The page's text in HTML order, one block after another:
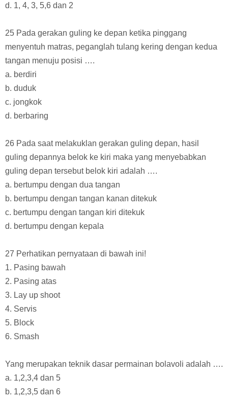
d. 1, 4, 3, 5,6 dan 2
25 Pada gerakan guling ke depan ketika pinggang
menyentuh matras, peganglah tulang kering dengan kedua
tangan menuju posisi ….
a. berdiri
b. duduk
c. jongkok
d. berbaring
26 Pada saat melakuklan gerakan guling depan, hasil
guling depannya belok ke kiri maka yang menyebabkan
guling depan tersebut belok kiri adalah ….
a. bertumpu dengan dua tangan
b. bertumpu dengan tangan kanan ditekuk
c. bertumpu dengan tangan kiri ditekuk
d. bertumpu dengan kepala
27 Perhatikan pernyataan di bawah ini!
1. Pasing bawah
2. Pasing atas
3. Lay up shoot
4. Servis
5. Block
6. Smash
Yang merupakan teknik dasar permainan bolavoli adalah ….
a. 1,2,3,4 dan 5
b. 1,2,3,5 dan 6